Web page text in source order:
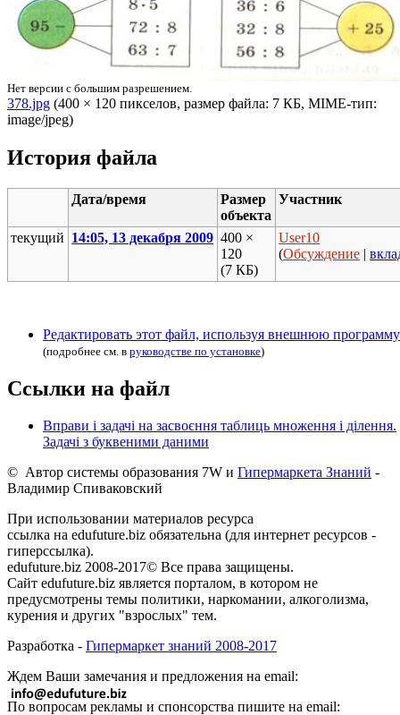
Нет версии с большим разрешением.
378.jpg ‎ (400 × 120 пикселов, размер файла: 7 КБ, MIME-тип:
image/jpeg)
История файла
Дата/время
Размер
объекта
Участник
текущий 14:05, 13 декабря 2009 400 ×
120
(7 КБ)
User10
(Обсуждение |
Редактировать этот файл, используя внешнюю программу
(подробнее см. в руководстве по установке)
Ссылки на файл
Вправи і задачі на засвоєння таблиць множення і ділення.
Задачі з буквеними даними
© Автор системы образования 7W и Гипермаркета Знаний -
Владимир Спиваковский
При использовании материалов ресурса
ссылка на edufuture.biz обязательна (для интернет ресурсов -
гиперссылка).
edufuture.biz 2008-2017© Все права защищены.
Сайт edufuture.biz является порталом, в котором не
предусмотрены темы политики, наркомании, алкоголизма,
курения и других "взрослых" тем.
Разработка - Гипермаркет знаний 2008-2017
Ждем Ваши замечания и предложения на email:
По вопросам рекламы и спонсорства пишите на email: